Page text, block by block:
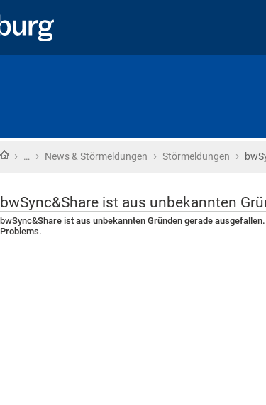
Startseite
› … › News & Störmeldungen › Störmeldungen ›
bwSync&Share ist aus unbekannten
bwSync&Share ist aus unbekannten Gründen gerade
Problems.